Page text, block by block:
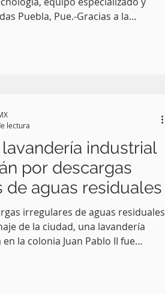
Puebla, Pue.-Gracias a la
industrial
por descargas
de aguas residuales
irregulares de aguas residuales
de la ciudad, una lavandería
la colonia Juan Pablo II fue
lectura